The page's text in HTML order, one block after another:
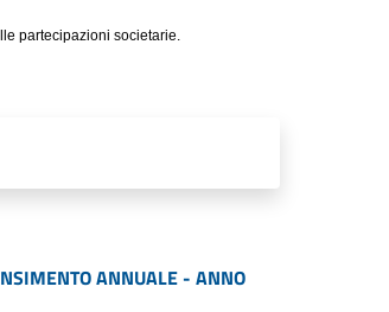
partecipazioni societarie.
ANNUALE - ANNO